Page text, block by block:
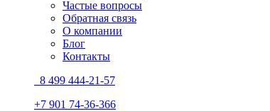
Частые вопросы
Обратная связь
О компании
Блог
Контакты
8 499 444-21-57
+7 901 74-36-366